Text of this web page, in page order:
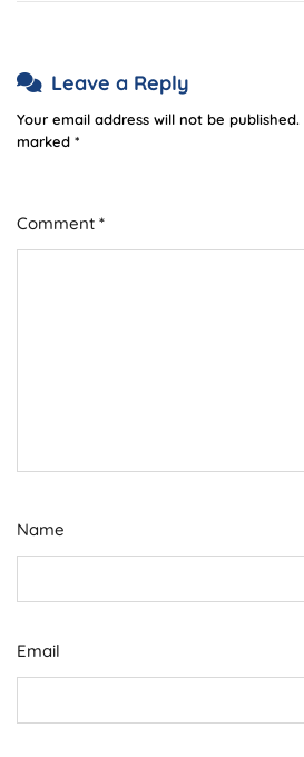
Leave a Reply
Your email address will not be published.
marked *
Comment *
Name
Email